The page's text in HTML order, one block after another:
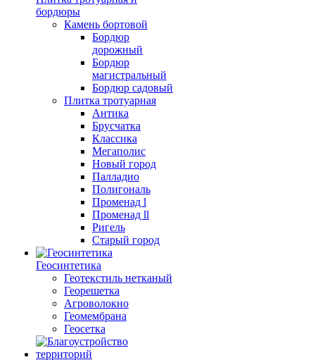
бордюры
Камень бортовой
Бордюр
дорожный
Бордюр
магистральный
Бордюр садовый
Плитка тротуарная
Антика
Брусчатка
Классика
Мегаполис
Новый город
Палладио
Полигональ
Променад l
Променад ll
Ригель
Старый город
Геосинтетика
Геотекстиль нетканый
Георешетка
Агроволокно
Геомембрана
Геосетка